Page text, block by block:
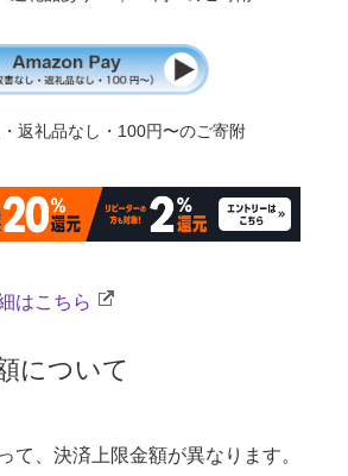
返礼品なし・100円〜のご寄附
はこちら
について
て、決済上限金額が異なります。